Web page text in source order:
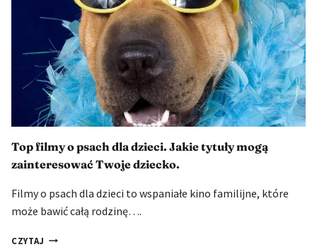
Top filmy o psach dla dzieci. Jakie tytuły mogą
zainteresować Twoje dziecko.
Filmy o psach dla dzieci to wspaniałe kino familijne, które
może bawić całą rodzinę….
CZYTAJ TOP